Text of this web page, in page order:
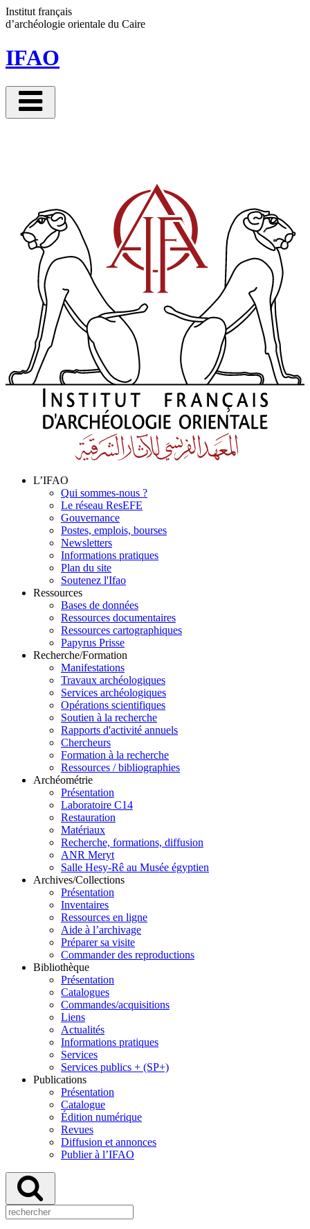
Institut français
d’archéologie orientale du Caire
IFAO
L’IFAO
Qui sommes-nous ?
Le réseau ResEFE
Gouvernance
Postes, emplois, bourses
Newsletters
Informations pratiques
Plan du site
Soutenez l'Ifao
Ressources
Bases de données
Ressources documentaires
Ressources cartographiques
Papyrus Prisse
Recherche/Formation
Manifestations
Travaux archéologiques
Services archéologiques
Opérations scientifiques
Soutien à la recherche
Rapports d'activité annuels
Chercheurs
Formation à la recherche
Ressources / bibliographies
Archéométrie
Présentation
Laboratoire C14
Restauration
Matériaux
Recherche, formations, diffusion
ANR Meryt
Salle Hesy-Rê au Musée égyptien
Archives/Collections
Présentation
Inventaires
Ressources en ligne
Aide à l’archivage
Préparer sa visite
Commander des reproductions
Bibliothèque
Présentation
Catalogues
Commandes/acquisitions
Liens
Actualités
Informations pratiques
Services
Services publics + (SP+)
Publications
Présentation
Catalogue
Édition numérique
Revues
Diffusion et annonces
Publier à l’IFAO
Panneau de gestion des cookies